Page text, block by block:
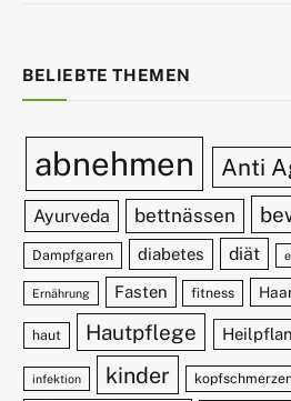
BELIEBTE THEMEN
abnehmen Anti
Ayurveda bettnässen
Dampfgaren diabetes diät
Ernährung Fasten fitness
haut Hautpflege
infektion kinder